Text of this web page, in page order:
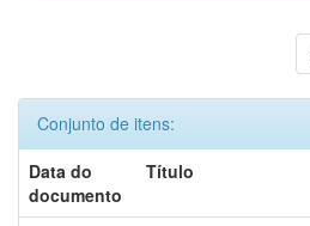
Conjunto de itens:
Data do
documento
Título